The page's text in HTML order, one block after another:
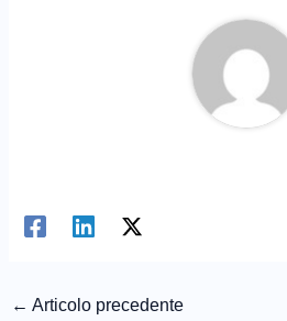
← Articolo precedente